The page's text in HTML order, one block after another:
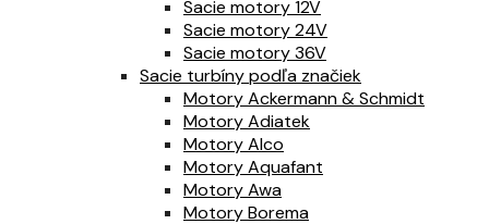
Sacie motory 12V
Sacie motory 24V
Sacie motory 36V
Sacie turbíny podľa značiek
Motory Ackermann & Schmidt
Motory Adiatek
Motory Alco
Motory Aquafant
Motory Awa
Motory Borema